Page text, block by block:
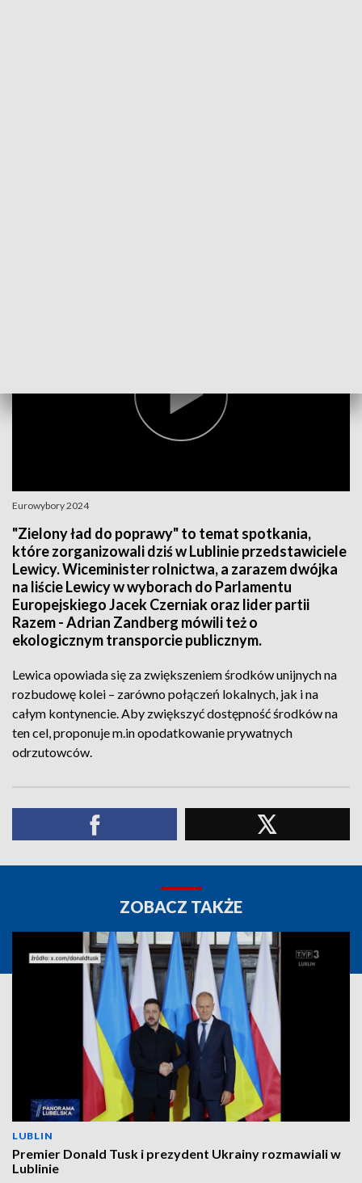
Eurowybory 2024
"Zielony ład do poprawy" to temat spotkania,
które zorganizowali dziś w Lublinie przedstawiciele
Lewicy. Wiceminister rolnictwa, a zarazem dwójka
na liście Lewicy w wyborach do Parlamentu
Europejskiego Jacek Czerniak oraz lider partii
Razem - Adrian Zandberg mówili też o
ekologicznym transporcie publicznym.
Lewica opowiada się za zwiększeniem środków unijnych na
rozbudowę kolei – zarówno połączeń lokalnych, jak i na
całym kontynencie. Aby zwiększyć dostępność środków na
ten cel, proponuje m.in opodatkowanie prywatnych
odrzutowców.
ZOBACZ TAKŻE
LUBLIN
Premier Donald Tusk i prezydent Ukrainy rozmawiali w
Lublinie